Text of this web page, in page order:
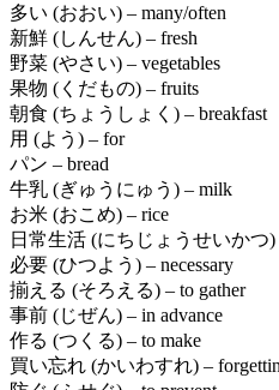
多い (おおい) – many/often
新鮮 (しんせん) – fresh
野菜 (やさい) – vegetables
果物 (くだもの) – fruits
朝食 (ちょうしょく) – breakfast
用 (よう) – for
パン – bread
牛乳 (ぎゅうにゅう) – milk
お米 (おこめ) – rice
日常生活 (にちじょうせいかつ)
必要 (ひつよう) – necessary
揃える (そろえる) – to gather
事前 (じぜん) – in advance
作る (つくる) – to make
買い忘れ (かいわすれ) –